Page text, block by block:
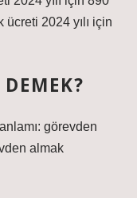
ücreti 2024 yılı için
görevden
almak